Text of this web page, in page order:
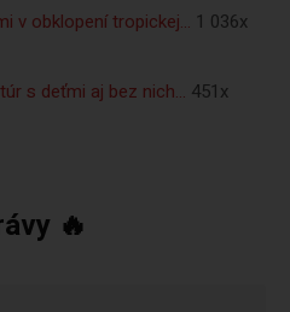
v obklopení tropickej… 1 036x
s deťmi aj bez nich… 451x
🔥